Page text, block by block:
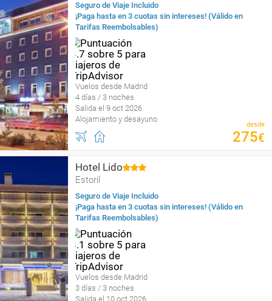
Seguro de Viaje Incluido
¡Paga hasta en 3 cuotas sin intereses! (Válido en
Tarifas Reembolsables)
Vuelos desde Madrid
4 días / 3 noches
Salida el 9 oct 2026
Alojamiento y desayuno
desde
275€
Hotel Lido
Estoril
Seguro de Viaje Incluido
¡Paga hasta en 3 cuotas sin intereses! (Válido en
Tarifas Reembolsables)
Vuelos desde Madrid
3 días / 3 noches
Salida el 10 oct 2026